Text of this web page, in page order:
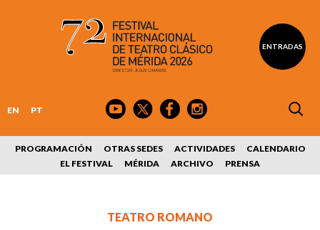
ENTRADAS
EN PT
PROGRAMACIÓN OTRAS SEDES ACTIVIDADES
CALENDARIO
EL FESTIVAL
MÉRIDA ARCHIVO PRENSA
TEATRO ROMANO